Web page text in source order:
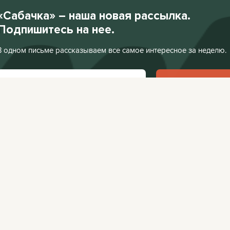
– наша новая рассылка.
на нее.
одном письме рассказываем все самое интересное за неделю.
Подписаться